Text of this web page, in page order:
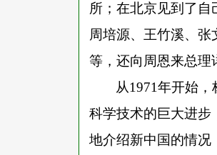
所；在北京见到了
周培源、王竹溪、
等，还向周恩来总理
从1971年开始
科学技术的巨大进步
地介绍新中国的情况